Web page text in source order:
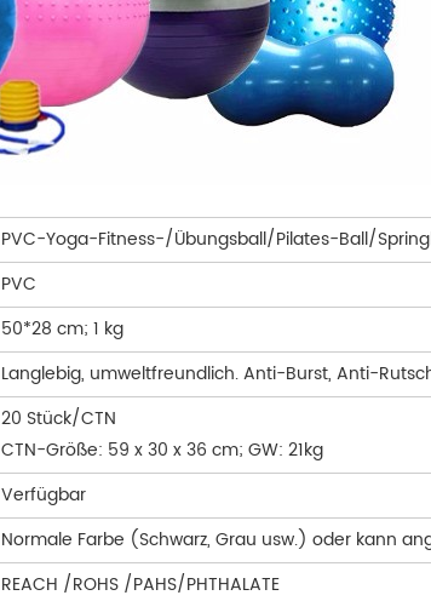
PVC-Yoga-Fitness-/Übungsball/Pilates-Ball/
PVC
50*28 cm; 1 kg
Langlebig, umweltfreundlich. Anti-Burst, Anti-
20 Stück/CTN
CTN-Größe: 59 x 30 x 36 cm; GW: 21kg
Verfügbar
Normale Farbe (Schwarz, Grau usw.) oder kann
REACH /ROHS /PAHS/PHTHALATE